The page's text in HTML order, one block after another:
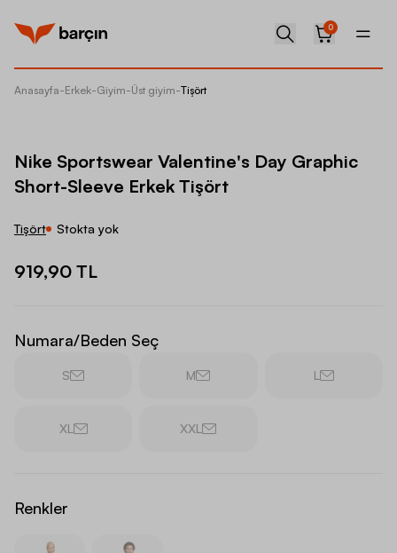
0
Anasayfa-Erkek-Giyim-Üst giyim-Tişört
Nike Sportswear Valentine's Day Graphic
Short-Sleeve Erkek Tişört
Tişört Stokta yok
919,90 TL
Numara/Beden Seç
S M L
XL XXL
Renkler